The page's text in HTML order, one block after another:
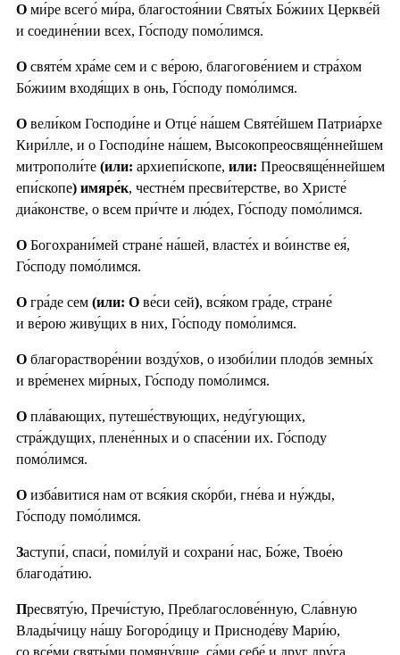
О ми́ре всего́ ми́ра, благостоя́нии Святы́х Бо́жиих Церкве́й
и соедине́нии всех, Го́споду помо́лимся.
О святе́м хра́ме сем и с ве́рою, благогове́нием и стра́хом
Бо́жиим входя́щих в онь, Го́споду помо́лимся.
О вели́ком Господи́не и Отце́ на́шем Святе́йшем Патриа́рхе
Кири́лле, и о Господи́не на́шем, Высокопреосвяще́ннейшем
митрополи́те (или: архиепи́скопе, или: Преосвяще́ннейшем
епи́скопе) имяре́к, честне́м пресви́терстве, во Христе́
диа́констве, о всем при́чте и лю́дех, Го́споду помо́лимся.
О Богохрани́мей стране́ на́шей, власте́х и во́инстве ея́,
Го́споду помо́лимся.
О гра́де сем (или: О ве́си сей), вся́ком гра́де, стране́
и ве́рою живу́щих в них, Го́споду помо́лимся.
О благорастворе́нии возду́хов, о изоби́лии плодо́в земны́х
и вре́менех ми́рных, Го́споду помо́лимся.
О пла́вающих, путеше́ствующих, неду́гующих,
стра́ждущих, плене́нных и о спасе́нии их. Го́споду
помо́лимся.
О изба́витися нам от вся́кия ско́рби, гне́ва и ну́жды,
Го́споду помо́лимся.
Заступи́, спаси́, поми́луй и сохрани́ нас, Бо́же, Твое́ю
благода́тию.
Пресвяту́ю, Пречи́стую, Преблагослове́нную, Сла́вную
Влады́чицу на́шу Богоро́дицу и Присноде́ву Мари́ю,
со все́ми святы́ми помяну́вше, са́ми себе́ и друг дру́га,